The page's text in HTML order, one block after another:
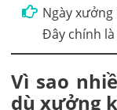
Ngày
Đây chính là
Vì sao
dù xưởng